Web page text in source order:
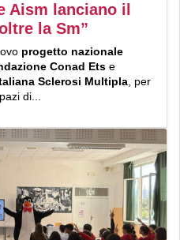
Aism lanciano il
la Sm”
progetto nazionale
Conad Ets e
Sclerosi Multipla, per
di...